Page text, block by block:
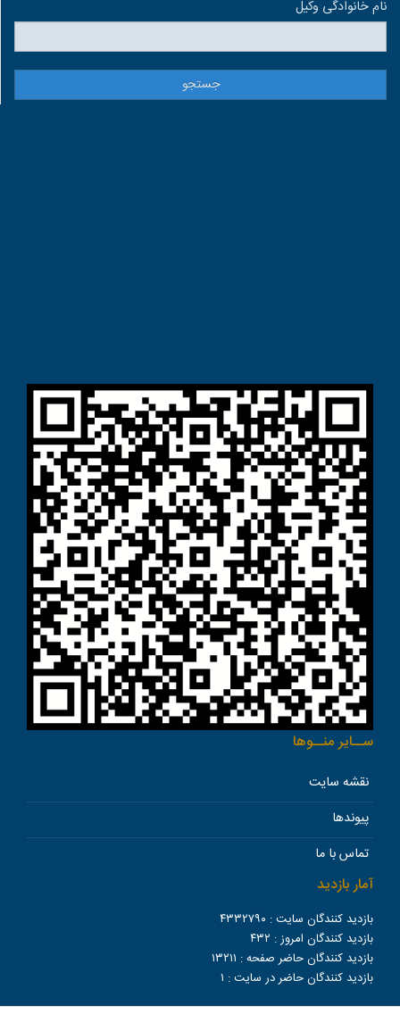
نام خانوادگی وكيل
ســاير منــوها
نقشه سایت
پیوندها
تماس با ما
آمار بازدید
بازدید کنندگان سایت : ۴۳۳۲۷۹۰
بازدید کنندگان امروز : ۴۳۲
بازدید کنندگان حاضر صفحه : ۱۳۲۱۱
بازدید کنندگان حاضر در سایت : ۱